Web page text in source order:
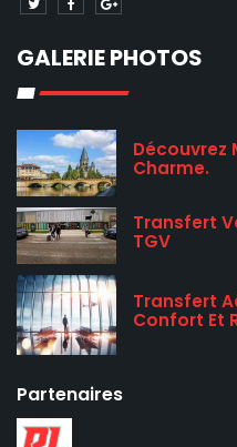
GALERIE PHOTOS
Découvrez
Charme.
Transfert
TGV
Transfert
Confort Et
Partenaires